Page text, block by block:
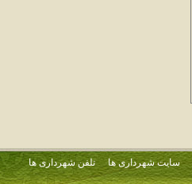
سایت شهرداری ها تلفن شهرداری ها